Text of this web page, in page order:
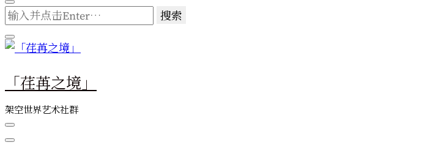
找
什
么
西
吗?
「荏苒之境」
架空世界艺术社群